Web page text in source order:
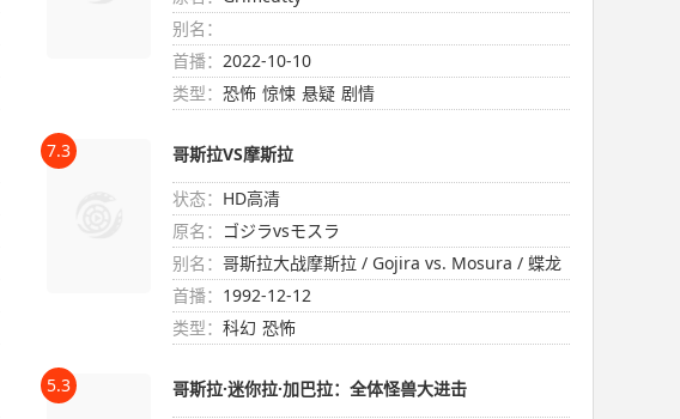
别名：
首播： 2022-10-10
类型： 恐怖 惊悚 悬疑 剧情
7.3
哥斯拉VS摩斯拉
状态： HD高清
原名： ゴジラvsモスラ
别名： 哥斯拉大战摩斯拉 / Gojira vs. Mosura / 蝶龙
魔斯拉
首播： 1992-12-12
类型： 科幻 恐怖
5.3
哥斯拉·迷你拉·加巴拉：全体怪兽大进击